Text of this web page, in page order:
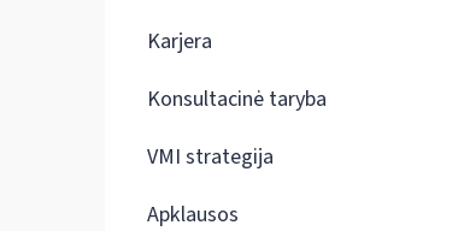
Karjera
Konsultacinė taryba
VMI strategija
Apklausos